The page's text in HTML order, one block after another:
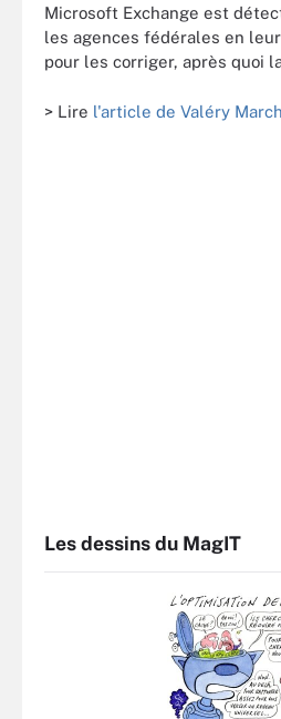
Microsoft Exchange est
les agences fédérales en
pour les corriger, après quoi
> Lire l'article de Valéry
Les dessins du MagIT